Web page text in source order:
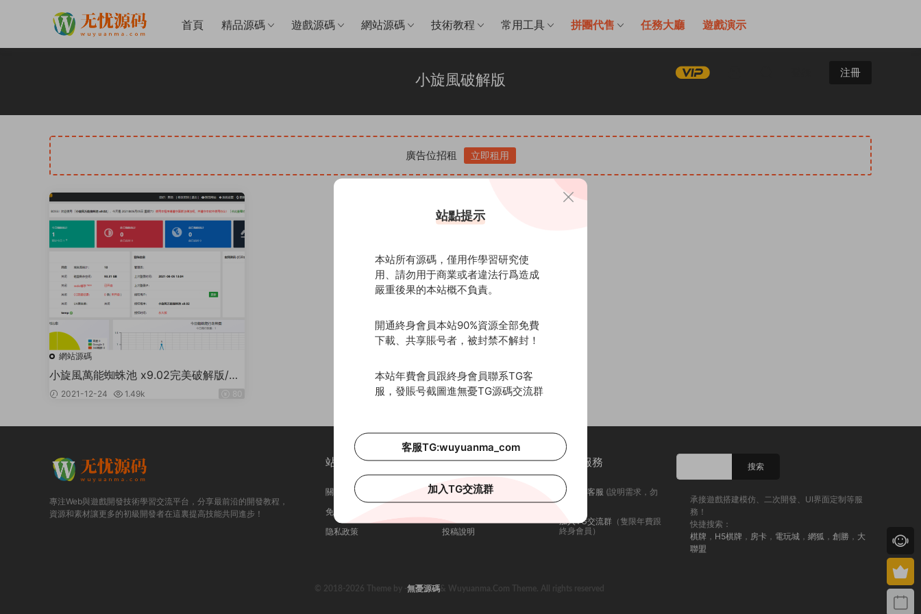
首頁 精品源碼 遊戲源碼 網站源碼 技術教程 常用工具 拼團代售 任務大廳 遊戲演示
注冊
小旋風破解版
廣告位招租 立即租用
網站源碼
小旋風萬能蜘蛛池 x9.02完美破解版/站
長必備SEO/永久使用/帶教程
2021-12-24 1.49k 80
專注Web與遊戲開發技術學習交流平台，分享最前沿的開發教程，
資源和素材讓更多的初級開發者在這裏提高技能共同進步！
站點簡介
關于我們
免責申明
隐私政策
站點導航
會員介紹
投稿說明
站點服務
聯系TG客服 (說明需求，勿
問在否)
加入TG交流群 （隻限年費跟
終身會員）
承接遊戲搭建模仿、二次開發、UI界面定制等服
務！
快捷搜索：
棋牌， H5棋牌， 房卡， 電玩城， 網狐 ， 創勝 ， 大
聯盟
© 2018-2026 Theme by -無憂源碼& Wuyuanma.Com Theme. All rights reserved
站點提示
本站所有源碼，僅用作學習研究使
用、請勿用于商業或者違法行爲造成
嚴重後果的本站概不負責。
開通終身會員本站90%資源全部免費
下載、共享賬号者，被封禁不解封！
本站年費會員跟終身會員聯系TG客
服，發賬号截圖進無憂TG源碼交流群
客服TG:wuyuanma_com
加入TG交流群